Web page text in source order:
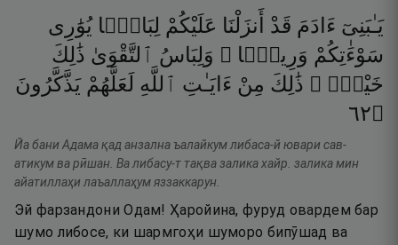
يَـٰبَنِىٓ ءَادَمَ قَدْ أَنزَلْنَا عَلَيْكُمْ لِبَاسًۭا يُوَٰرِى
سَوْءَٰتِكُمْ وَرِيشًۭا ۖ وَلِبَاسُ ٱلتَّقْوَىٰ ذَٰلِكَ
خَيْرٌۭ ۚ ذَٰلِكَ مِنْ ءَايَـٰتِ ٱللَّهِ لَعَلَّهُمْ يَذَّكَّرُونَ
۝٢٦
Йа бани Адама қад анзална ъалайкум либаса-й ювари сав-
атикум ва рӣшан. Ва либасу-т тақва залика хайр. залика мин
айатиллаҳи лаъаллаҳум яззаккарун.
Эй фарзандони Одам! Ҳаройина, фуруд овардем бар
шумо либосе, ки шармгоҳи шуморо бипӯшад ва